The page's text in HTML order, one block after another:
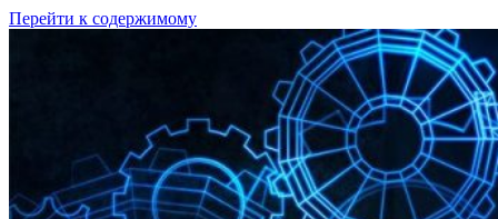
Перейти к содержимому